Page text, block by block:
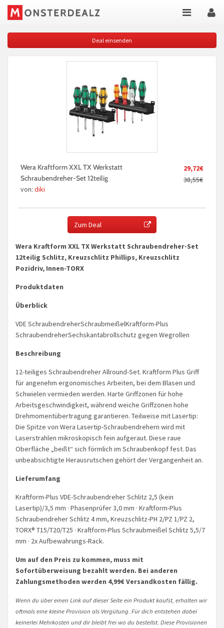
Deal einsenden
29,72€
38,55€
Wera Kraftform XXL TX Werkstatt
Schraubendreher-Set 12teilig
von: diki
Zum Deal
Wera Kraftform XXL TX Werkstatt Schraubendreher-Set
12teilig Schlitz, Kreuzschlitz Phillips, Kreuzschlitz
Pozidriv, Innen-TORX
Produktdaten
Überblick
VDE SchraubendreherSchraubmeißelKraftform-Plus
SchraubendreherSechskantabrollschutz gegen Wegrollen
Beschreibung
12-teiliges Schraubendreher Allround-Set. Kraftform Plus Griff
für angenehm ergonomisches Arbeiten, bei dem Blasen und
Schwielen vermieden werden. Harte Griffzonen für hohe
Arbeitsgeschwindigkeit, während weiche Griffzonen hohe
Drehmomentübertragung garantieren. Teilweise mit Lasertip:
Die Spitze von Wera Lasertip-Schraubendrehern wird mit
Laserstrahlen mikroskopisch fein aufgeraut. Diese raue
Oberfläche „beißt“ sich förmlich im Schraubenkopf fest. Das
unbeabsichtigte Herausrutschen gehört der Vergangenheit an.
Lieferumfang
Kraftform-Plus VDE-Schraubendreher Schlitz 2,5 (kein
Lasertip)/3,5 mm · Phasenprüfer 3,0 mm · Kraftform-Plus
Schraubendreher Schlitz 4 mm, Kreuzschlitz-PH 2/PZ 1/PZ 2,
TORX® T15/T20/T25 · Kraftform-Plus Schraubmeißel Schlitz 5,5/7
mm · 2x Aufbewahrungs-Rack.
Um auf den Preis zu kommen, muss mit
Sofortüberweisung bezahlt werden. Bei anderen
Zahlungsmethoden werden 4,99€ Versandkosten fällig.
Wenn du über einen Link auf dieser Seite ein Produkt kaufst, erhalten wir
oftmals eine kleine Provision als Vergütung. Für dich entstehen dabei
keinerlei Mehrkosten und dir bleibt frei wo du bestellst. Diese Provisionen